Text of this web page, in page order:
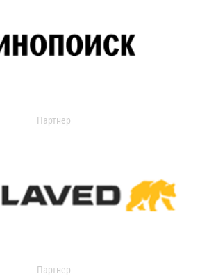
Партнер
Партнер